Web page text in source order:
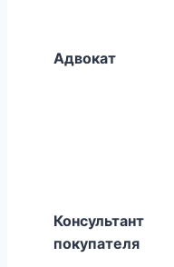
Адвокат
Консультант
покупателя